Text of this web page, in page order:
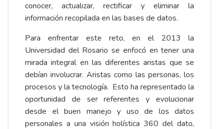
conocer, actualizar, rectificar y eliminar la
información recopilada en las bases de datos.
Para enfrentar este reto, en el 2013 la
Universidad del Rosario se enfocó en tener una
mirada integral en las diferentes aristas que se
debían involucrar. Aristas como las personas, los
procesos y la tecnología. Esto ha representado la
oportunidad de ser referentes y evolucionar
desde el buen manejo y uso de los datos
personales a una visión holística 360 del dato,